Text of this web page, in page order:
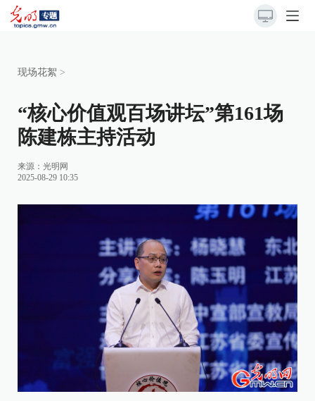
现场花絮 >
“核心价值观百场讲坛”第161场
陈建栋主持活动
来源： 光明网
2025-08-29 10:35